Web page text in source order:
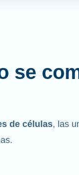
se
de células, las